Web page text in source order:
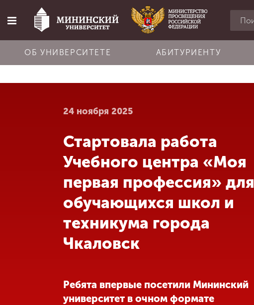
Главная
Об университете
Абитуриенту
Обучение
Международная
деятельность
Другие виды
ОБ УНИВЕРСИТЕТЕ АБИТУРИЕНТУ
24 ноября 2025
Стартовала работа
Учебного центра «Моя
первая профессия» для
обучающихся школ и
техникума города
Чкаловск
Ребята впервые посетили Мининский
университет в очном формате